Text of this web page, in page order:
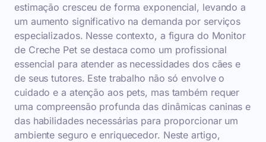
estimação cresceu de forma exponencial, levando a
um aumento significativo na demanda por serviços
especializados. Nesse contexto, a figura do Monitor
de Creche Pet se destaca como um profissional
essencial para atender as necessidades dos cães e
de seus tutores. Este trabalho não só envolve o
cuidado e a atenção aos pets, mas também requer
uma compreensão profunda das dinâmicas caninas e
das habilidades necessárias para proporcionar um
ambiente seguro e enriquecedor. Neste artigo,